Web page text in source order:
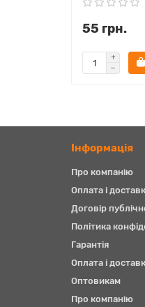
55 грн.
Iнформація
Про компанію
Оплата і
Договір
Політика
Гарантія
Оплата і
Оптовикам
Про компанію